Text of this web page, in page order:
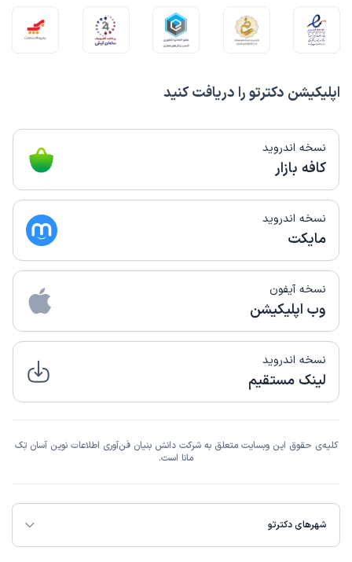
اپلیکیشن دکترتو را دریافت کنید
نسخه اندروید
کافه بازار
نسخه اندروید
مایکت
نسخه آیفون
وب اپلیکیشن
نسخه اندروید
لینک مستقیم
کلیه‌ی حقوق این وبسایت متعلق به شرکت دانش بنیان فن‌آوری اطلاعات نوین آسان تِک
مانا است.
شهرهای دکترتو